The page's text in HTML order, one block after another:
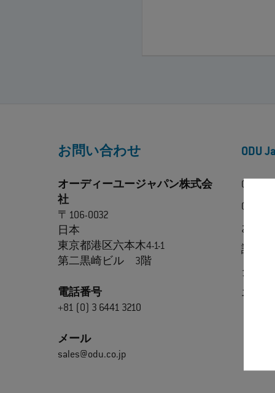
お問い合わせ
オーディーユージャパン株式会
社
〒106-0032
日本
東京都港区六本木4-1-1
第二黒崎ビル 3階
電話番号
+81 (0) 3 6441 3210
メール
sales@odu.co.jp
ODU
ODU
ODU
お問
認証
ダウ
エク